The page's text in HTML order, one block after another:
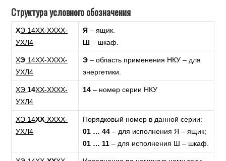
Структура условного обозначения
ХЭ 14ХХ-ХХХХ-
УХЛ4
Я – ящик.
Ш – шкаф.
ХЭ 14ХХ-ХХХХ-
УХЛ4
Э – область применения НКУ – для
энергетики.
ХЭ 14ХХ-ХХХХ-
УХЛ4
14 – номер серии НКУ
ХЭ 14ХХ-ХХХХ-
УХЛ4
Порядковый номер в данной серии:
01 … 44– для исполнения Я – ящик;
01 … 11 – для исполнения Ш – шкаф.